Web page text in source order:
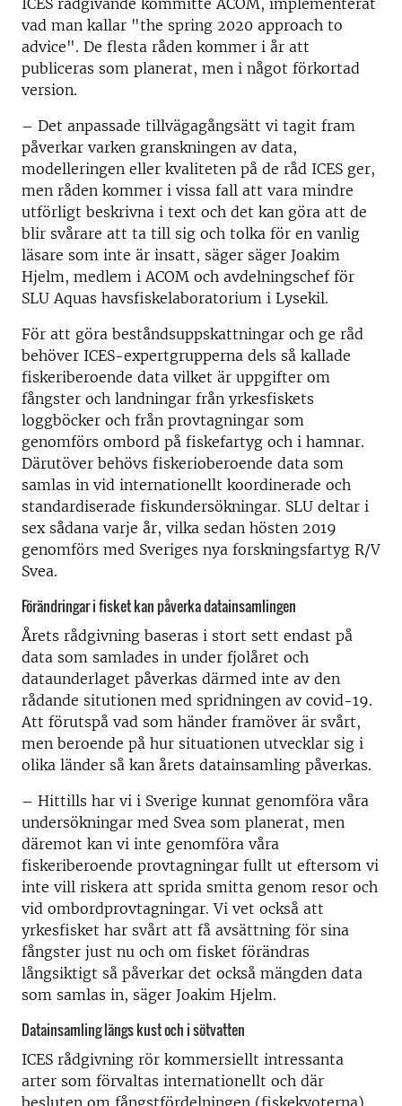
ICES rådgivande kommitté ACOM, implementerat
vad man kallar "the spring 2020 approach to
advice". De flesta råden kommer i år att
publiceras som planerat, men i något förkortad
version.
– Det anpassade tillvägagångsätt vi tagit fram
påverkar varken granskningen av data,
modelleringen eller kvaliteten på de råd ICES ger,
men råden kommer i vissa fall att vara mindre
utförligt beskrivna i text och det kan göra att de
blir svårare att ta till sig och tolka för en vanlig
läsare som inte är insatt, säger säger Joakim
Hjelm, medlem i ACOM och avdelningschef för
SLU Aquas havsfiskelaboratorium i Lysekil.
För att göra beståndsuppskattningar och ge råd
behöver ICES-expertgrupperna dels så kallade
fiskeriberoende data vilket är uppgifter om
fångster och landningar från yrkesfiskets
loggböcker och från provtagningar som
genomförs ombord på fiskefartyg och i hamnar.
Därutöver behövs fiskerioberoende data som
samlas in vid internationellt koordinerade och
standardiserade fiskundersökningar. SLU deltar i
sex sådana varje år, vilka sedan hösten 2019
genomförs med Sveriges nya forskningsfartyg R/V
Svea.
Förändringar i fisket kan påverka datainsamlingen
Årets rådgivning baseras i stort sett endast på
data som samlades in under fjolåret och
dataunderlaget påverkas därmed inte av den
rådande situtionen med spridningen av covid-19.
Att förutspå vad som händer framöver är svårt,
men beroende på hur situationen utvecklar sig i
olika länder så kan årets datainsamling påverkas.
– Hittills har vi i Sverige kunnat genomföra våra
undersökningar med Svea som planerat, men
däremot kan vi inte genomföra våra
fiskeriberoende provtagningar fullt ut eftersom vi
inte vill riskera att sprida smitta genom resor och
vid ombordprovtagningar. Vi vet också att
yrkesfisket har svårt att få avsättning för sina
fångster just nu och om fisket förändras
långsiktigt så påverkar det också mängden data
som samlas in, säger Joakim Hjelm.
Datainsamling längs kust och i sötvatten
ICES rådgivning rör kommersiellt intressanta
arter som förvaltas internationellt och där
besluten om fångstfördelningen (fiskekvoterna)